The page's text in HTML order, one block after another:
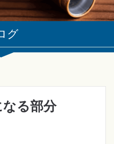
グ
なる部分